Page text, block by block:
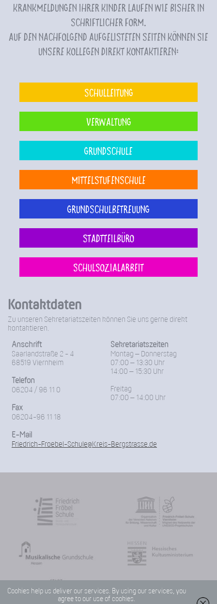
Krankmeldungen Ihrer Kinder laufen wie bisher in
schriftlicher Form.
Auf den nachfolgend aufgelisteten Seiten können Sie
unsere Kollegen direkt kontaktieren:
Schulleitung
Verwaltung
Grundschule
Mittelstufenschule
Grundschulbetreuung
Stadtteilbüro
Schulsozialarbeit
Kontaktdaten
Zu unseren Sekretariatszeiten können Sie uns gerne direkt
kontaktieren.
Anschrift
Saarlandstraße 2 - 4
68519 Viernheim
Telefon
06204 / 96 11 0
Fax
06204-96 11 18
Sekretariatszeiten
Montag – Donnerstag
07:00 – 13:30 Uhr
14:00 – 15:30 Uhr
Freitag
07:00 – 14:00 Uhr
E-Mail
Friedrich-Froebel-Schule@Kreis-Bergstrasse.de
Cookies help us deliver our services. By using our services, you
agree to our use of cookies.